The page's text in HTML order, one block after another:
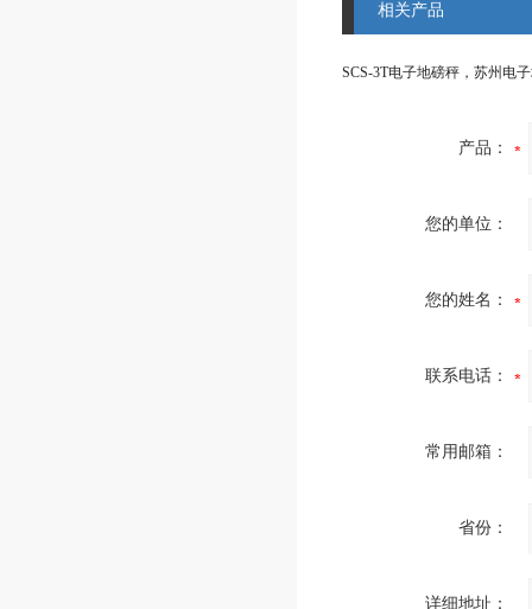
相关产品
产品：
您的单位：
您的姓名：
联系电话：
常用邮箱：
省份：
详细地址：